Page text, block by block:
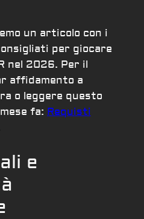
un articolo con i
per giocare
nel 2026. Per il
affidamento a
o leggere questo
fa: Requisti
e